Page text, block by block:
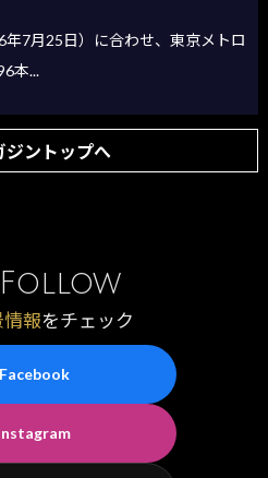
7月25日）に合わせ、東京メトロ
本...
ジントップへ
Follow
報をチェック
Facebook